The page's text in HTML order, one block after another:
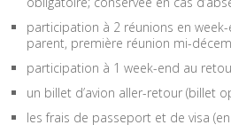
participation à 2 réunions en
parent, première réunion mi-
participation à 1 week-end au
un billet d’avion aller-retour (billet
les frais de passeport et de visa